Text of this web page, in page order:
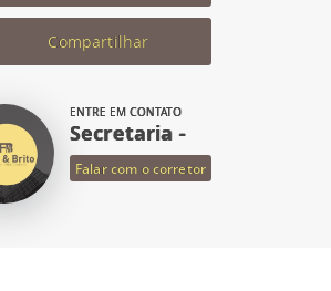
Compartilhar
ENTRE EM CONTATO
Secretaria -
Falar com o corretor